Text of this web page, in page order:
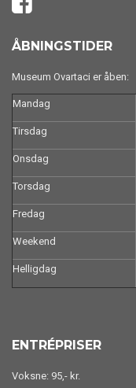
ÅBNINGSTIDER
Museum Ovartaci er åben:
Mandag
Tirsdag
Onsdag
Torsdag
Fredag
Weekend
Helligdag
ENTRÉPRISER
Voksne: 95,- kr.